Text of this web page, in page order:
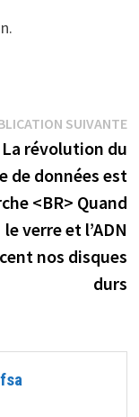
SUIVANTE
La révolution du
de données est
<BR> Quand
le verre et l’ADN
nos disques
durs